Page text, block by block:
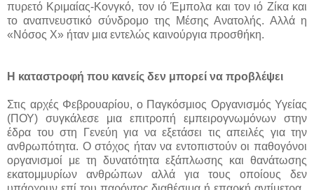
πυρετό Κριμαίας-Κονγκό, τον ιό Έμπολα και τον ιό Ζίκα και
το αναπνευστικό σύνδρομο της Μέσης Ανατολής. Αλλά η
«Νόσος Χ» ήταν μια εντελώς καινούργια προσθήκη.
Η καταστροφή που κανείς δεν μπορεί να προβλέψει
Στις αρχές Φεβρουαρίου, ο Παγκόσμιος Οργανισμός Υγείας
(ΠΟΥ) συγκάλεσε μια επιτροπή εμπειρογνωμόνων στην
έδρα του στη Γενεύη για να εξετάσει τις απειλές για την
ανθρωπότητα. Ο στόχος ήταν να εντοπιστούν οι παθογόνοι
οργανισμοί με τη δυνατότητα εξάπλωσης και θανάτωσης
εκατομμυρίων ανθρώπων αλλά για τους οποίους δεν